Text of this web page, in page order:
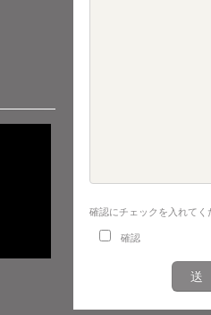
確認にチェックを入れてく
確認